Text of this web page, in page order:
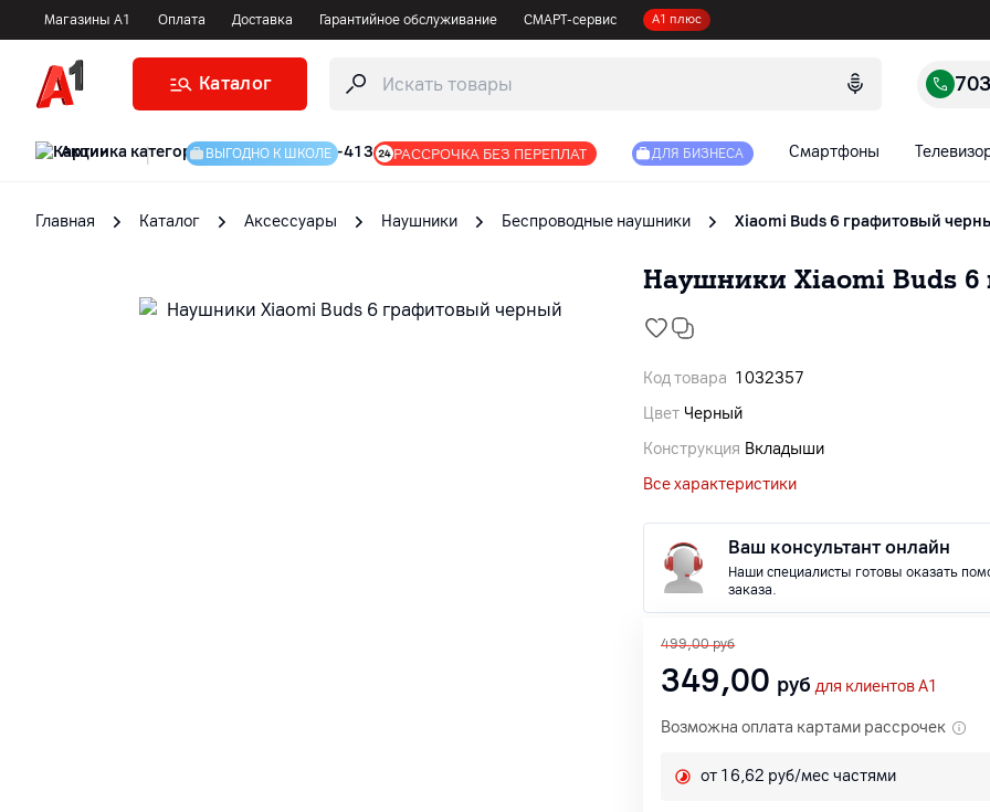
Магазины А1 Оплата Доставка Гарантийное обслуживание СМАРТ-сервис А1 плюс
Каталог
Акции | ВЫГОДНО К ШКОЛЕ РАССРОЧКА БЕЗ ПЕРЕПЛАТ ДЛЯ БИЗНЕСА Смартфоны
Главная Каталог Аксессуары Наушники Беспроводные наушники Xiaomi Buds 6 графитовый
Наушники Xiaomi Buds
Код товара 1032357
Цвет Черный
Конструкция Вкладыши
Все характеристики
Ваш консультант онлайн
Наши специалисты готовы оказать
заказа.
499,00 руб
349,00 руб для клиентов A1
Возможна оплата картами рассрочек
от 16,62 руб/мес частями